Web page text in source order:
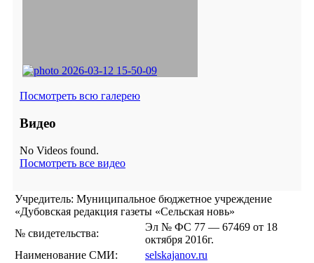
Посмотреть всю галерею
Видео
No Videos found.
Посмотреть все видео
Учредитель: Муниципальное бюджетное учреждение
«Дубовская редакция газеты «Сельская новь»
№ свидетельства:
Эл № ФС 77 — 67469 от 18
октября 2016г.
Наименование СМИ:
selskajanov.ru